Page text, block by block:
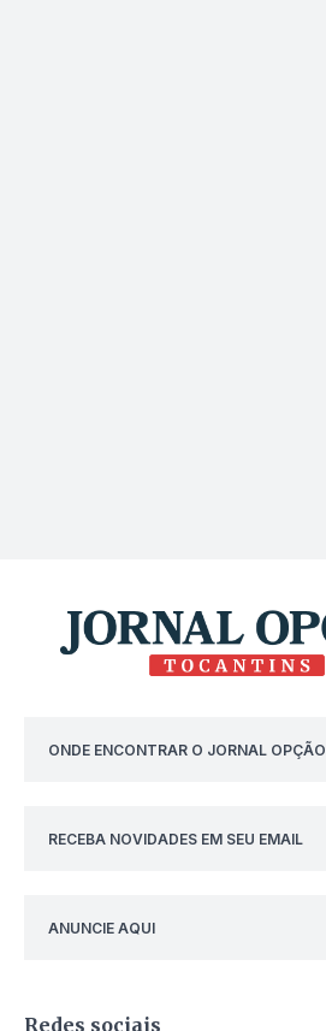
ONDE ENCONTRAR O JORNAL OPÇÃO
RECEBA NOVIDADES EM SEU EMAIL
ANUNCIE AQUI
Redes sociais